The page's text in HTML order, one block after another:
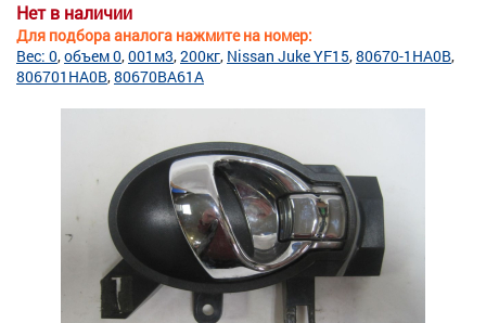
Нет в наличии
Для подбора аналога нажмите на номер:
Вес: 0 объем 0 001м3 200кг Nissan Juke YF15 80670-1HA0B
806701HA0B 80670BA61A